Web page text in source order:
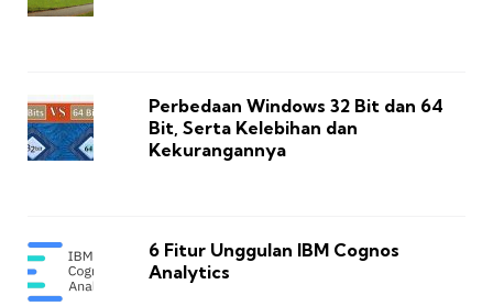
Perbedaan Windows 32 Bit dan 64
Bit, Serta Kelebihan dan
Kekurangannya
6 Fitur Unggulan IBM Cognos
Analytics